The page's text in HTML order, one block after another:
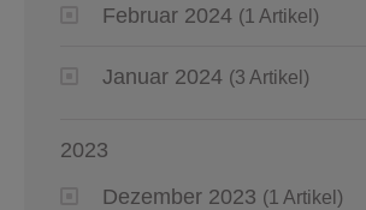
Februar 2024 (1 Artikel)
Januar 2024 (3 Artikel)
2023
Dezember 2023 (1 Artikel)